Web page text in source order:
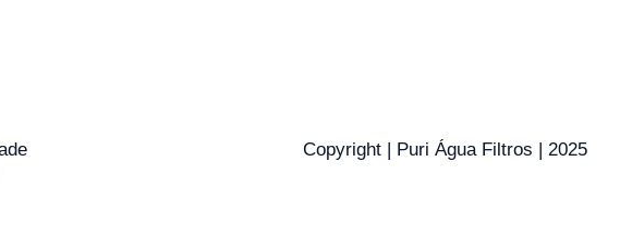
Copyright | Puri Água Filtros | 2025